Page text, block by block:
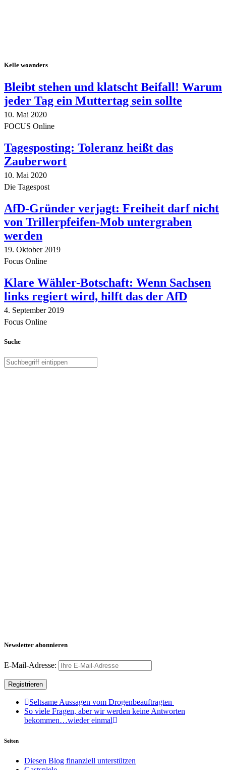
Kelle woanders
Bleibt stehen und klatscht Beifall! Warum
jeder Tag ein Muttertag sein sollte
10. Mai 2020
FOCUS Online
Tagesposting: Toleranz heißt das
Zauberwort
10. Mai 2020
Die Tagespost
AfD-Gründer verjagt: Freiheit darf nicht
von Trillerpfeifen-Mob untergraben
werden
19. Oktober 2019
Focus Online
Klare Wähler-Botschaft: Wenn Sachsen
links regiert wird, hilft das der AfD
4. September 2019
Focus Online
Suche
Newsletter abonnieren
E-Mail-Adresse:
Seltsame Aussagen vom Drogenbeauftragten
So viele Fragen, aber wir werden keine Antworten
bekommen…wieder einmal
Seiten
Diesen Blog finanziell unterstützen